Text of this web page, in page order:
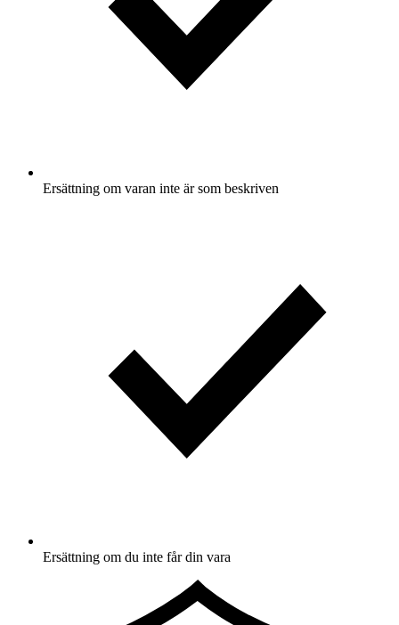
Ersättning om varan inte är som beskriven
Ersättning om du inte får din vara